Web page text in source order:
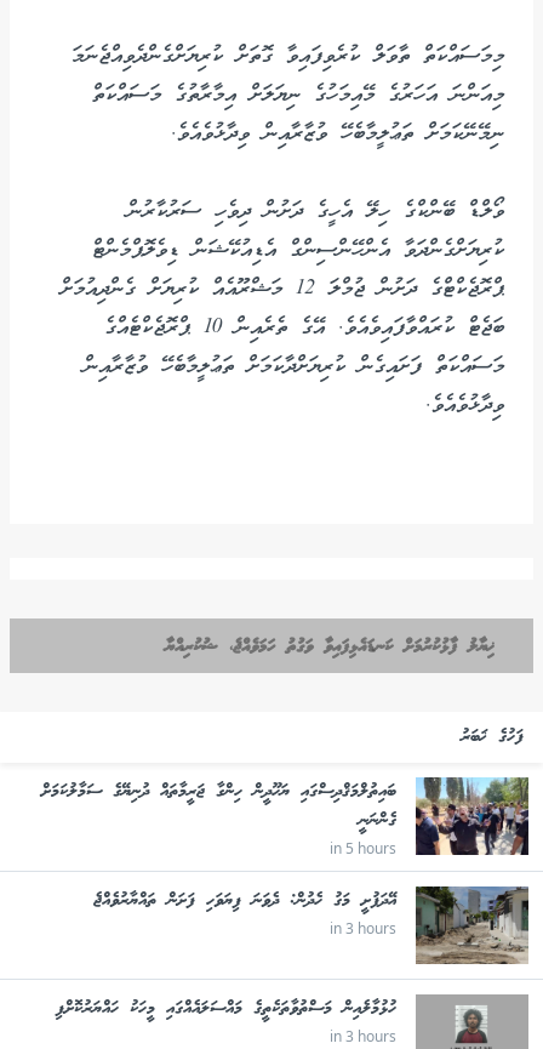
މިމަސައްކަތް ތާވަލް ކުރެވިފައިވާ ގޮތަށް ކުރިޔަށްގެންދެވިއްޖެނަމަ
މިއަންނަ އަހަރުގެ މޭއިމަހުގެ ނިޔަލަށް އިމާރާތުގެ މަސައްކަތް
ނިމޭނޭކަމަށް ތަޢުލީމާބެހޭ ވުޒާރާއިން ވިދާޅުވެއެވެ.
ވޯލްޑް ބޭންކްގެ ހިލޭ އެހީގެ ދަށުން ދިވެހި ސަރުކާރުން
ކުރިޔަށްގެންދަވާ އެންހޭންސިންގް އެޑިއުކޭޝަން ޑިވެލޮޕްމެންޓް
ޕްރޮޖެކްޓްގެ ދަށުން ޖުމްލަ 12 މަޝްރޫއެއް ކުރިޔަށް ގެންދިއުމަށް
ބަޖެޓް ކުރައްވާފައިވެއެވެ. އޭގެ ތެރެއިން 10 ޕްރޮޖެކްޓެއްގެ
މަސައްކަތް ފަށައިގެން ކުރިޔަށްދާކަމަށް ތަޢުލީމާބެހޭ ވުޒާރާއިން
ވިދާޅުވެއެވެ.
ޚިޔާލު ފާޅުކުރުމަށް ކަނޑައެޅިފައިވާ ވަގުތު ހަމަވެއްޖެ، ޝުކުރިއްޔާ
ފަހުގެ ޚަބަރު
ބައިތުލްމަޤްދިސްގައި ޔަހޫދީން ހިންގާ ޖަރީމާތައް ދުނިޔޭގެ ސަމާލުކަމަށް
ގެންނަނީ
in 5 hours
އޭދަފުށީ މަގު ހެދުން: ދެވަނަ ފިޔަވަހި ފަށަން ތައްޔާރުވެއްޖެ
in 3 hours
ހުޅުމާލެއިން މަސްތުވާތަކެތީގެ މައްސަލައެއްގައި މީހަކު ހައްޔަރުކޮށްފި
in 3 hours